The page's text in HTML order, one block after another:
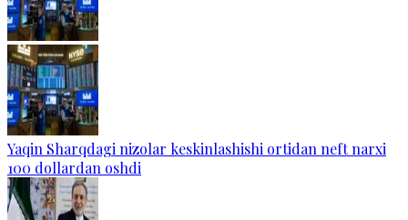
Yaqin Sharqdagi nizolar keskinlashishi ortidan neft narxi
100 dollardan oshdi